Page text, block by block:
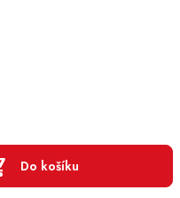
Do košíku